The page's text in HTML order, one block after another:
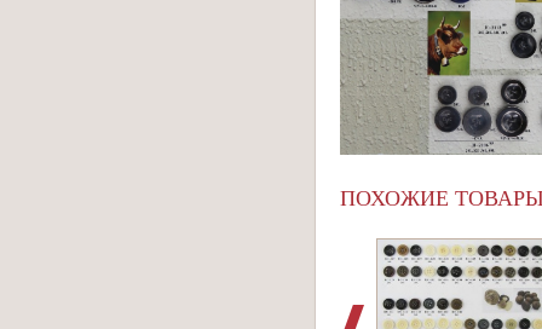
ПОХОЖИЕ